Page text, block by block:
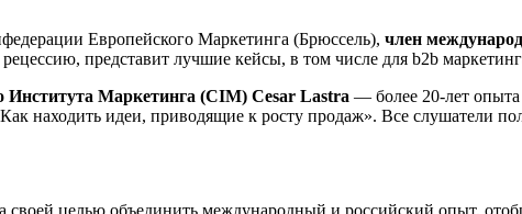
Европейского Маркетинга (Брюссель), член
представит лучшие кейсы, в том числе для b2b
Института Маркетинга (CIM) Cesar Lastra — более 20-лет опыта
находить идеи, приводящие к росту продаж». Все слушатели